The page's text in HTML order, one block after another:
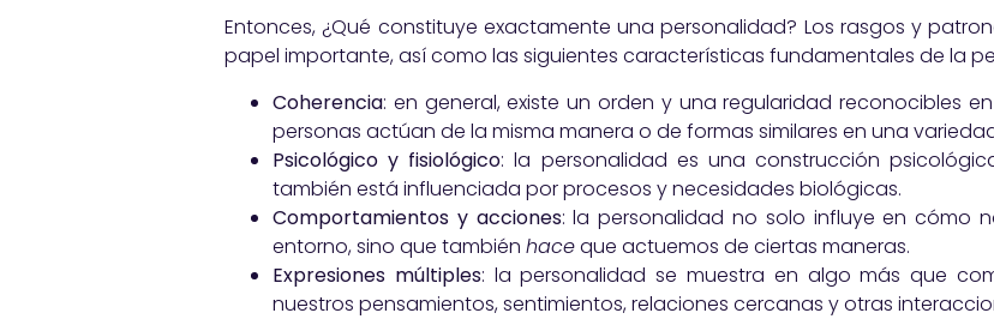
Entonces, ¿Qué constituye exactamente una personalidad? Los rasgos y
papel importante, así como las siguientes características fundamentales de la
Coherencia: en general, existe un orden y una regularidad reconocibles
personas actúan de la misma manera o de formas similares en una
Psicológico y fisiológico: la personalidad es una construcción
también está influenciada por procesos y necesidades biológicas.
Comportamientos y acciones: la personalidad no solo influye en cómo
entorno, sino que también haceque actuemos de ciertas maneras.
Expresiones múltiples: la personalidad se muestra en algo más que
nuestros pensamientos, sentimientos, relaciones cercanas y otras